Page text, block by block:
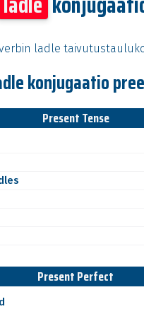
ladle
konjugaatio
Present Tense
Present Perfect